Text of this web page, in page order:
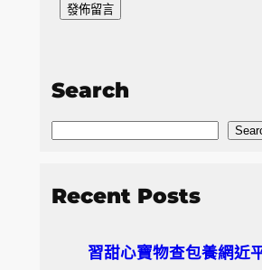
Search
S
a
Recent Posts
習甜心寶物查包養網近